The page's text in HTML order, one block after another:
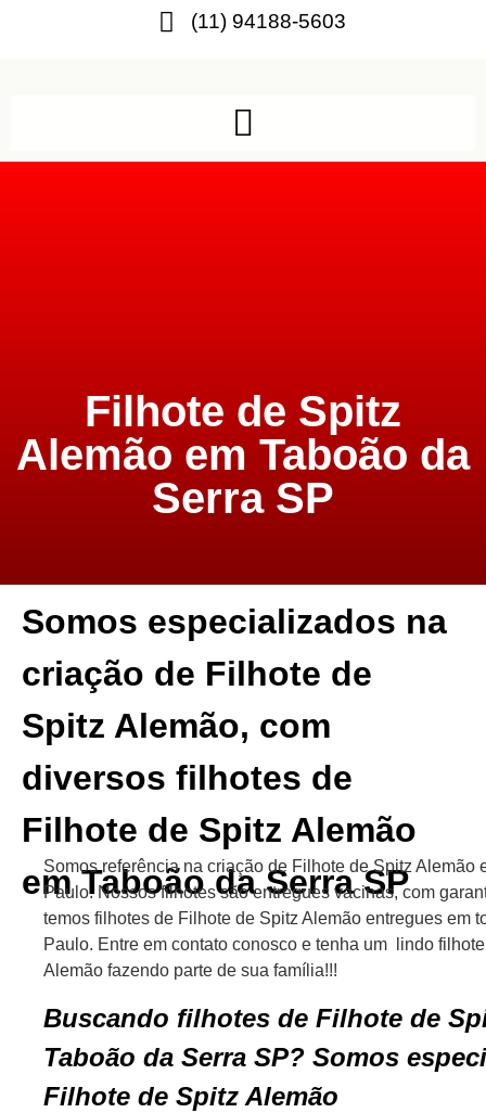
(11) 94188-5603
Filhote de Spitz
Alemão em Taboão da
Serra SP
Somos especializados na
criação de Filhote de
Spitz Alemão, com
diversos filhotes de
Filhote de Spitz Alemão
em Taboão da Serra SP
Somos referência na criação de Filhote de Spitz Alemão
Paulo. Nossos filhotes são entregues vacinas, com
temos filhotes de Filhote de Spitz Alemão entregues em
Paulo. Entre em contato conosco e tenha um lindo
Alemão fazendo parte de sua família!!!
Buscando filhotes de Filhote de
Taboão da Serra SP? Somos
Filhote de Spitz Alemão